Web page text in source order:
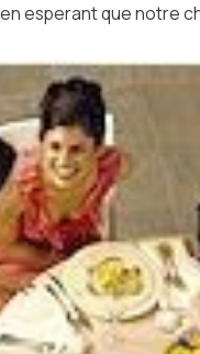
esperant que notre